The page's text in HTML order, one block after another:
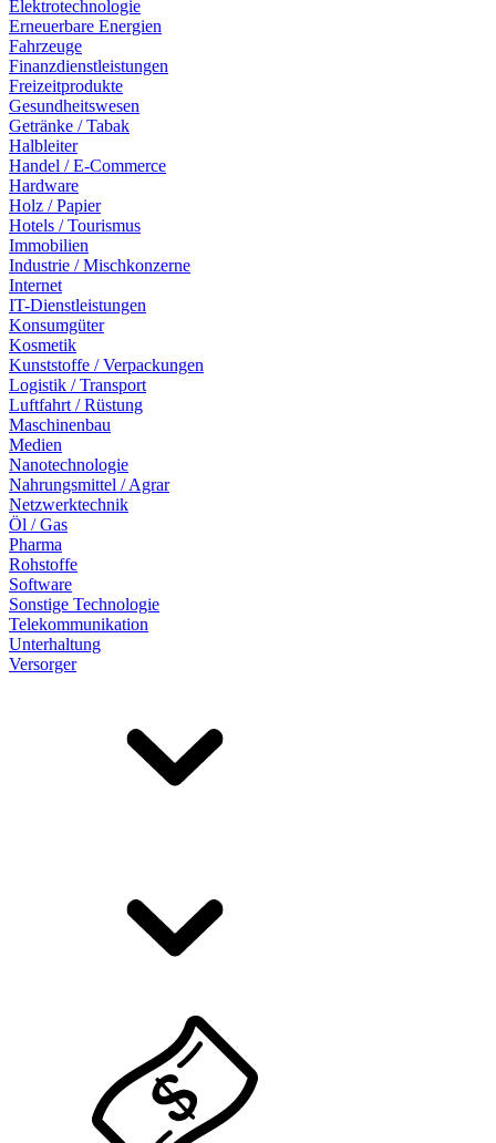
Elektrotechnologie
Erneuerbare Energien
Fahrzeuge
Finanzdienstleistungen
Freizeitprodukte
Gesundheitswesen
Getränke / Tabak
Halbleiter
Handel / E-Commerce
Hardware
Holz / Papier
Hotels / Tourismus
Immobilien
Industrie / Mischkonzerne
Internet
IT-Dienstleistungen
Konsumgüter
Kosmetik
Kunststoffe / Verpackungen
Logistik / Transport
Luftfahrt / Rüstung
Maschinenbau
Medien
Nanotechnologie
Nahrungsmittel / Agrar
Netzwerktechnik
Öl / Gas
Pharma
Rohstoffe
Software
Sonstige Technologie
Telekommunikation
Unterhaltung
Versorger